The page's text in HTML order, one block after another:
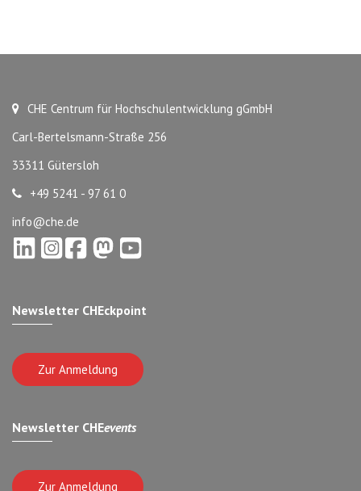
CHE Centrum für Hochschulentwicklung gGmbH
Carl-Bertelsmann-Straße 256
33311 Gütersloh
+49 5241 - 97 61 0
info@che.de
Newsletter CHEckpoint
Zur Anmeldung
Newsletter CHEevents
Zur Anmeldung